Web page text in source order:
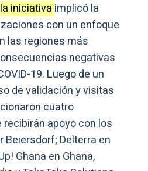
iniciativa implicó la
con un enfoque
las regiones más
negativas
19. Luego de un
de validación y visitas
cuatro
apoyo con los
Delterra en
Ghana en Ghana,